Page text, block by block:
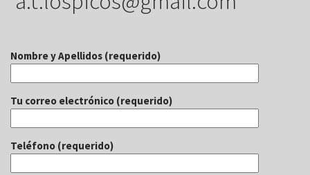
Nombre y Apellidos (requerido)
Tu correo electrónico (requerido)
Teléfono (requerido)